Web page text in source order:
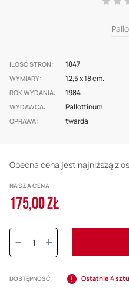
images
gallery
ILOŚĆ STRON 1847
WYMIARY 12,5 x 18 cm.
ROK WYDANIA 1984
WYDAWCA Pallottinum
OPRAWA twarda
Obecna cena jest najniższą z
NASZA CENA
175,00 ZŁ
Ilość:
DOSTĘPNOŚĆ Ostatnie 4